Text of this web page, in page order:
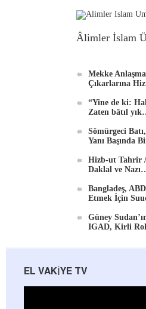
Âlimler İslam
Mekke
Çıkarlarına
“Yine de ki:
Zaten bâtıl
Sömürgeci
Yanı Başında
Hizb-ut Tahrir
Daklal ve
Bangladeş,
Etmek İçin
Güney
IGAD, Kirli
EL VAKIYE TV